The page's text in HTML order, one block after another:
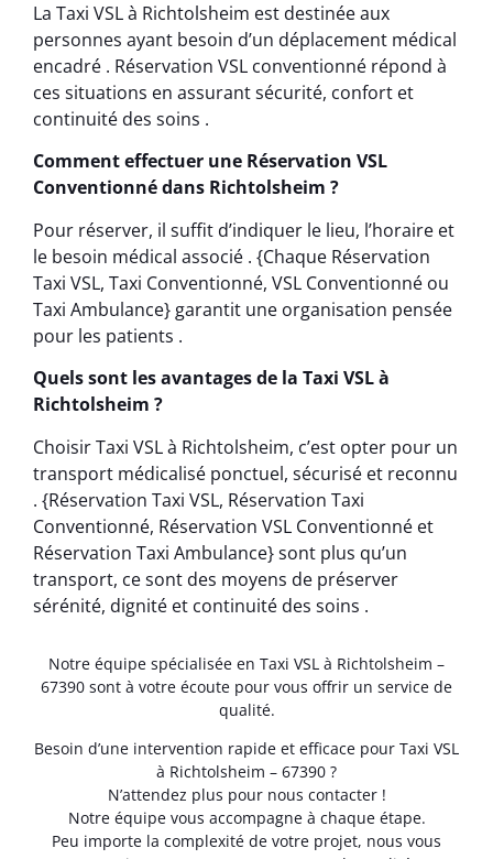
La Taxi VSL à Richtolsheim est destinée aux
personnes ayant besoin d’un déplacement médical
encadré . Réservation VSL conventionné répond à
ces situations en assurant sécurité, confort et
continuité des soins .
Comment effectuer une Réservation VSL
Conventionné dans Richtolsheim ?
Pour réserver, il suffit d’indiquer le lieu, l’horaire et
le besoin médical associé . {Chaque Réservation
Taxi VSL, Taxi Conventionné, VSL Conventionné ou
Taxi Ambulance} garantit une organisation pensée
pour les patients .
Quels sont les avantages de la Taxi VSL à
Richtolsheim ?
Choisir Taxi VSL à Richtolsheim, c’est opter pour un
transport médicalisé ponctuel, sécurisé et reconnu
. {Réservation Taxi VSL, Réservation Taxi
Conventionné, Réservation VSL Conventionné et
Réservation Taxi Ambulance} sont plus qu’un
transport, ce sont des moyens de préserver
sérénité, dignité et continuité des soins .
Notre équipe spécialisée en Taxi VSL à Richtolsheim –
67390 sont à votre écoute pour vous offrir un service de
qualité.
Besoin d’une intervention rapide et efficace pour Taxi VSL
à Richtolsheim – 67390 ?
N’attendez plus pour nous contacter !
Notre équipe vous accompagne à chaque étape.
Peu importe la complexité de votre projet, nous vous